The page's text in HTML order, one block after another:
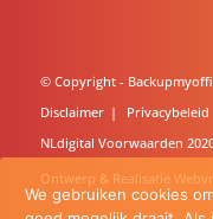
© Copyright -
Disclaimer
Privacybeleid
NLdigital Voorwaarden
Ontwerp & Realisatie
We gebruiken cookies